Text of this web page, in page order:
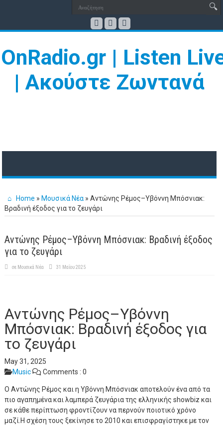
Home » Μουσικά Νέα » Αντώνης Ρέμος–Υβόννη Μπόσνιακ:
Βραδινή έξοδος για το ζευγάρι
Αντώνης Ρέμος–Υβόννη Μπόσνιακ: Βραδινή έξοδος
για το ζευγάρι
σε Μουσικά Νέα 31 Μαΐου 2025
Αντώνης Ρέμος–Υβόννη
Μπόσνιακ: Βραδινή έξοδος για
το ζευγάρι
May 31, 2025
Music
Comments : 0
Ο Αντώνης Ρέμος και η Υβόννη Μπόσνιακ αποτελούν ένα από τα
πιο αγαπημένα και λαμπερά ζευγάρια της ελληνικής showbiz και
σε κάθε περίπτωση φροντίζουν να περνούν ποιοτικό χρόνο
μαζί.Η σχέση τους ξεκίνησε το 2010 και επισφραγίστηκε με τον